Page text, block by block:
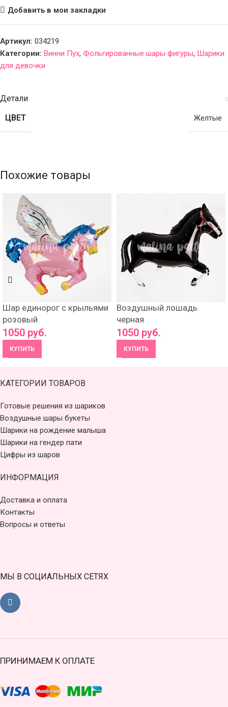
Добавить в мои закладки
Артикул: 034219
Категории: Винни Пух, Фольгированные шары фигуры, Шарики
для девочки
Детали
ЦВЕТ
Желтые
Похожие товары
Шар единорог с крыльями
розовый
1050 руб.
КУПИТЬ
Воздушный лошадь
черная
1050 руб.
КУПИТЬ
КАТЕГОРИИ ТОВАРОВ
Готовые решения из шариков
Воздушные шары букеты
Шарики на рождение малыша
Шарики на гендер пати
Цифры из шаров
ИНФОРМАЦИЯ
Доставка и оплата
Контакты
Вопросы и ответы
МЫ В СОЦИАЛЬНЫХ СЕТЯХ
ПРИНИМАЕМ К ОПЛАТЕ